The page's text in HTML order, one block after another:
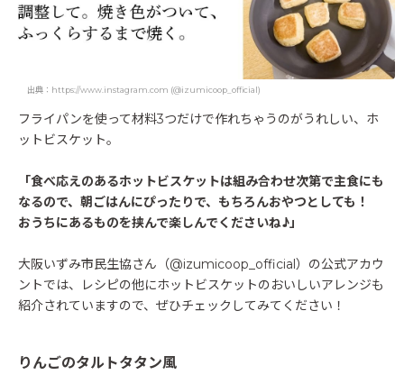
出典：https://www.instagram.com (@izumicoop_official)
フライパンを使って材料3つだけで作れちゃうのがうれしい、ホ
ットビスケット。
「食べ応えのあるホットビスケットは組み合わせ次第で主食にも
なるので、朝ごはんにぴったりで、もちろんおやつとしても！
おうちにあるものを挟んで楽しんでくださいね♪」
大阪いずみ市民生協さん（@izumicoop_official）の公式アカウ
ントでは、レシピの他にホットビスケットのおいしいアレンジも
紹介されていますので、ぜひチェックしてみてください！
りんごのタルトタタン風